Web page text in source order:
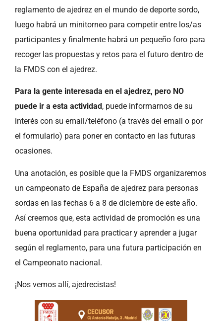
reglamento de ajedrez en el mundo de deporte sordo,
luego habrá un minitorneo para competir entre los/as
participantes y finalmente habrá un pequeño foro para
recoger las propuestas y retos para el futuro dentro de
la FMDS con el ajedrez.
Para la gente interesada en el ajedrez, pero NO
puede ir a esta actividad , puede informarnos de su
interés con su email/teléfono (a través del email o por
el formulario) para poner en contacto en las futuras
ocasiones.
Una anotación, es posible que la FMDS organizaremos
un campeonato de España de ajedrez para personas
sordas en las fechas 6 a 8 de diciembre de este año.
Así creemos que, esta actividad de promoción es una
buena oportunidad para practicar y aprender a jugar
según el reglamento, para una futura participación en
el Campeonato nacional.
¡Nos vemos allí, ajedrecistas!